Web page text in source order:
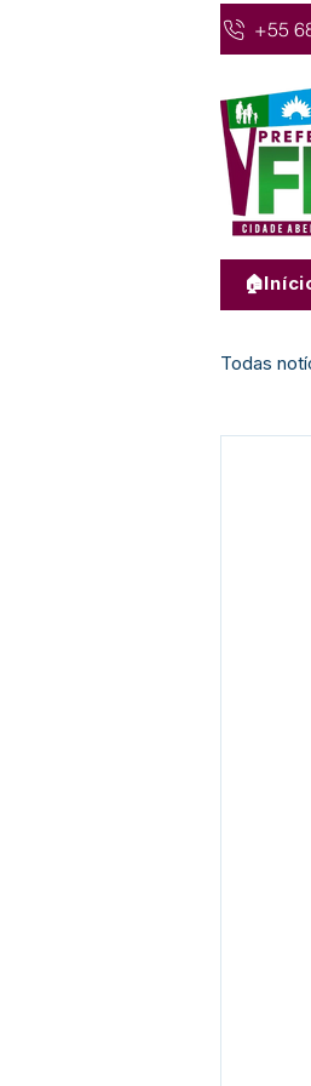
+55
Todas